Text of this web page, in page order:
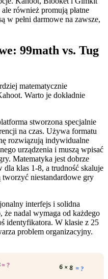
również promują płatne
w pełni darmowe na zawsze,
99math vs. Tug
matematycznie
Warto je dokładnie
stworzona specjalnie
na czas. Używa formatu
rozwiązują indywidualne
urządzenia i muszą wpisać
Matematyka jest dobrze
dla klas 1-8, a trudność skaluje
niestandardowe gry
interfejs i solidna
że nadal wymaga od każdego
identyfikatora. W klasie z 25
problem organizacyjny.
= ? 6 × 8 = ?